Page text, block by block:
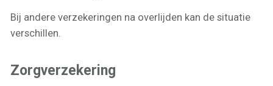
Bij andere verzekeringen na overlijden kan de situatie
verschillen.
Zorgverzekering